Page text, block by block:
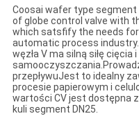
Coosai wafer type
of globe control valve with
which satsfify the needs
automatic process
węzła V ma silną siłę cięcia
przepływuJest to idealny
procesie papierowym i
wartości CV jest dostępna
kuli segment DN25.